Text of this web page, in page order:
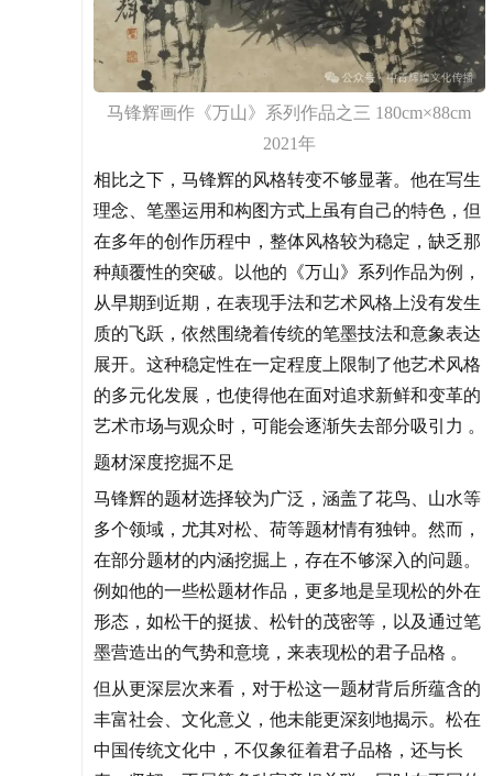
马锋辉画作《万山》系列作品之三 180cm×88cm
2021年
相比之下，马锋辉的风格转变不够显著。他在写生
理念、笔墨运用和构图方式上虽有自己的特色，但
在多年的创作历程中，整体风格较为稳定，缺乏那
种颠覆性的突破。以他的《万山》系列作品为例，
从早期到近期，在表现手法和艺术风格上没有发生
质的飞跃，依然围绕着传统的笔墨技法和意象表达
展开。这种稳定性在一定程度上限制了他艺术风格
的多元化发展，也使得他在面对追求新鲜和变革的
艺术市场与观众时，可能会逐渐失去部分吸引力 。
题材深度挖掘不足
马锋辉的题材选择较为广泛，涵盖了花鸟、山水等
多个领域，尤其对松、荷等题材情有独钟。然而，
在部分题材的内涵挖掘上，存在不够深入的问题。
例如他的一些松题材作品，更多地是呈现松的外在
形态，如松干的挺拔、松针的茂密等，以及通过笔
墨营造出的气势和意境，来表现松的君子品格 。
但从更深层次来看，对于松这一题材背后所蕴含的
丰富社会、文化意义，他未能更深刻地揭示。松在
中国传统文化中，不仅象征着君子品格，还与长